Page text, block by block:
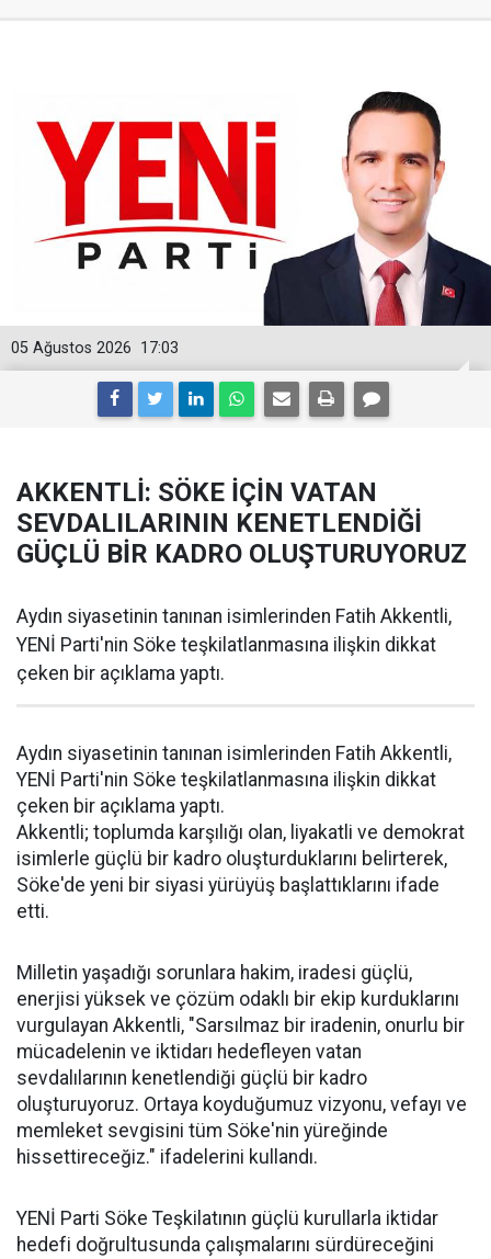
17:03
05 Ağustos 2026
AKKENTLİ: SÖKE İÇİN VATAN
SEVDALILARININ KENETLENDİĞİ
GÜÇLÜ BİR KADRO OLUŞTURUYORUZ
Aydın siyasetinin tanınan isimlerinden Fatih Akkentli,
YENİ Parti'nin Söke teşkilatlanmasına ilişkin dikkat
çeken bir açıklama yaptı.
Aydın siyasetinin tanınan isimlerinden Fatih Akkentli,
YENİ Parti'nin Söke teşkilatlanmasına ilişkin dikkat
çeken bir açıklama yaptı.
Akkentli; toplumda karşılığı olan, liyakatli ve demokrat
isimlerle güçlü bir kadro oluşturduklarını belirterek,
Söke'de yeni bir siyasi yürüyüş başlattıklarını ifade
etti.
Milletin yaşadığı sorunlara hakim, iradesi güçlü,
enerjisi yüksek ve çözüm odaklı bir ekip kurduklarını
vurgulayan Akkentli, "Sarsılmaz bir iradenin, onurlu bir
mücadelenin ve iktidarı hedefleyen vatan
sevdalılarının kenetlendiği güçlü bir kadro
oluşturuyoruz. Ortaya koyduğumuz vizyonu, vefayı ve
memleket sevgisini tüm Söke'nin yüreğinde
hissettireceğiz." ifadelerini kullandı.
YENİ Parti Söke Teşkilatının güçlü kurullarla iktidar
hedefi doğrultusunda çalışmalarını sürdüreceğini